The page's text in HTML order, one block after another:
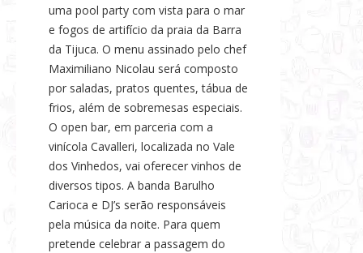
uma pool party com vista para o mar
e fogos de artifício da praia da Barra
da Tijuca. O menu assinado pelo chef
Maximiliano Nicolau será composto
por saladas, pratos quentes, tábua de
frios, além de sobremesas especiais.
O open bar, em parceria com a
vinícola Cavalleri, localizada no Vale
dos Vinhedos, vai oferecer vinhos de
diversos tipos. A banda Barulho
Carioca e DJ’s serão responsáveis
pela música da noite. Para quem
pretende celebrar a passagem do